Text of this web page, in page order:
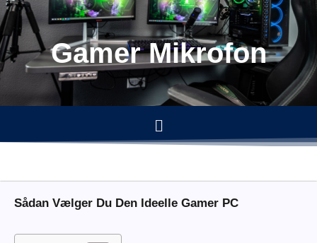
Gå
til
indholdet Gamer Mikrofon
Menu
Sådan Vælger Du Den Ideelle Gamer PC